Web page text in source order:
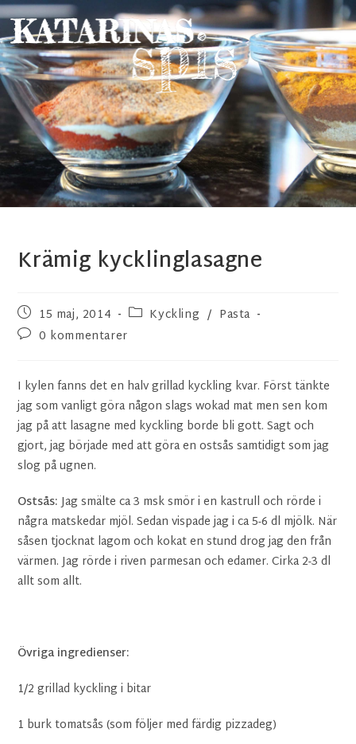
Krämig kycklinglasagne
15 maj, 2014 Kyckling / Pasta
0 kommentarer
I kylen fanns det en halv grillad kyckling kvar. Först tänkte
jag som vanligt göra någon slags wokad mat men sen kom
jag på att lasagne med kyckling borde bli gott. Sagt och
gjort, jag började med att göra en ostsås samtidigt som jag
slog på ugnen.
Ostsås:Jag smälte ca 3 msk smör i en kastrull och rörde i
några matskedar mjöl. Sedan vispade jag i ca 5-6 dl mjölk. När
såsen tjocknat lagom och kokat en stund drog jag den från
värmen. Jag rörde i riven parmesan och edamer. Cirka 2-3 dl
allt som allt.
Övriga ingredienser:
1/2 grillad kyckling i bitar
1 burk tomatsås (som följer med färdig pizzadeg)